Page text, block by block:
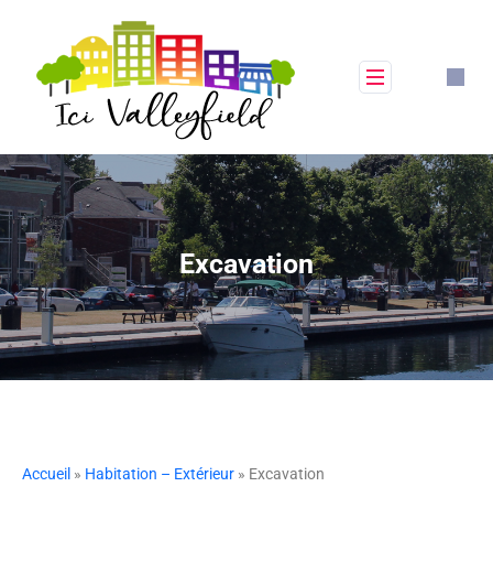
Excavation
Accueil » Habitation – Extérieur » Excavation